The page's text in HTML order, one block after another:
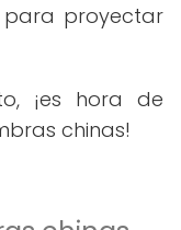
proyectar
¡es hora de
chinas!